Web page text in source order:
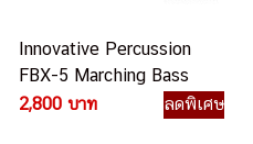
Innovative Percussion
FBX-5 Marching Bass
Drum Mallets ไม้ตีกลอง
2,800 บาท ลดพิเศษ